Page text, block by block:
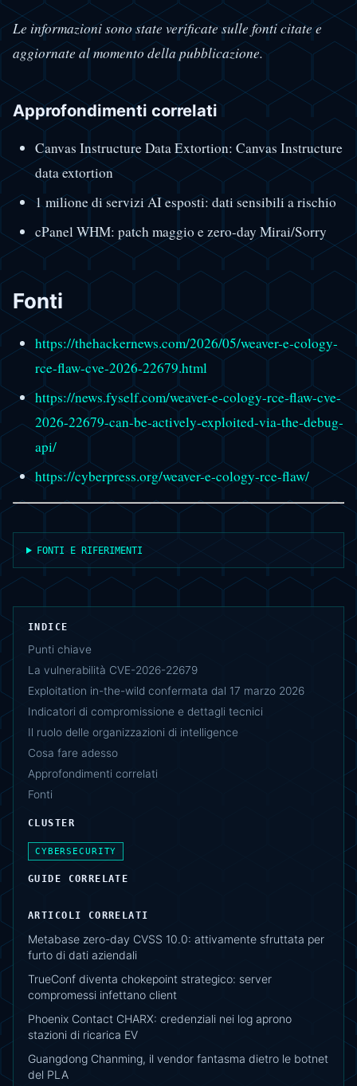
Le informazioni sono state verificate sulle fonti citate e
aggiornate al momento della pubblicazione.
Approfondimenti correlati
Canvas Instructure Data Extortion: Canvas Instructure
data extortion
1 milione di servizi AI esposti: dati sensibili a rischio
cPanel WHM: patch maggio e zero-day Mirai/Sorry
Fonti
https://thehackernews.com/2026/05/weaver-e-cology-
rce-flaw-cve-2026-22679.html
https://news.fyself.com/weaver-e-cology-rce-flaw-cve-
2026-22679-can-be-actively-exploited-via-the-debug-
api/
https://cyberpress.org/weaver-e-cology-rce-flaw/
FONTI E RIFERIMENTI
INDICE
Punti chiave
La vulnerabilità CVE-2026-22679
Exploitation in-the-wild confermata dal 17 marzo 2026
Indicatori di compromissione e dettagli tecnici
Il ruolo delle organizzazioni di intelligence
Cosa fare adesso
Approfondimenti correlati
Fonti
CLUSTER
CYBERSECURITY
GUIDE CORRELATE
ARTICOLI CORRELATI
Metabase zero-day CVSS 10.0: attivamente sfruttata per
furto di dati aziendali
TrueConf diventa chokepoint strategico: server
compromessi infettano client
Phoenix Contact CHARX: credenziali nei log aprono
stazioni di ricarica EV
Guangdong Chanming, il vendor fantasma dietro le botnet
del PLA